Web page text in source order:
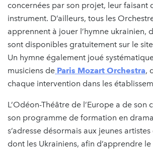
concernées par son projet, leur faisant
instrument. D’ailleurs, tous les
apprennent à jouer l’hymne ukrainien,
sont disponibles gratuitement sur le
Un hymne également joué
musiciens de Paris Mozart Orchestra,
chaque intervention dans les
L’Odéon-Théâtre de l’Europe a de son
son programme de formation en
s’adresse désormais aux jeunes
dont les Ukrainiens, afin d’apprendre